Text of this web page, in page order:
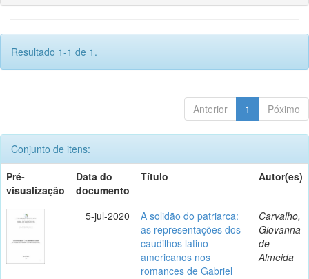
Resultado 1-1 de 1.
Anterior 1 Póximo
Conjunto de itens:
Pré-
visualização
Data do
documento
Título Autor(es)
5-jul-2020
A solidão do patriarca:
as representações dos
caudilhos latino-
americanos nos
romances de Gabriel
Carvalho,
Giovanna
de
Almeida